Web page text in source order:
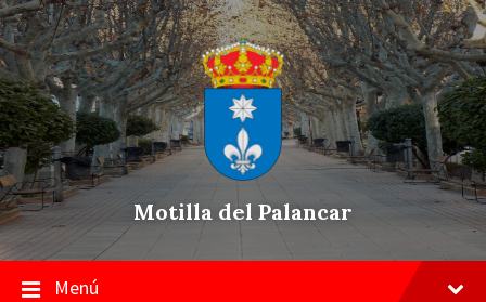
Skip
to
content
Saltar
a
la
navegación
principal
Saltar
a
pie
de
página
Motilla del Palancar
Menú